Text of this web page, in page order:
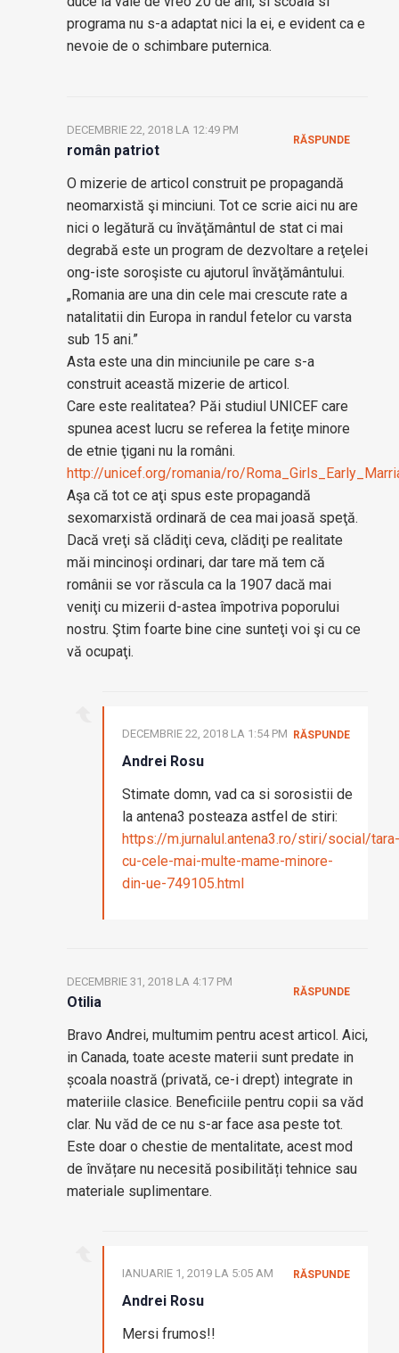
programa nu s-a adaptat nici la ei, e evident ca e
nevoie de o schimbare puternica.
român patriot
DECEMBRIE 22, 2018 LA 12:49 PM
O mizerie de articol construit pe propagandă
neomarxistă şi minciuni. Tot ce scrie aici nu are
nici o legătură cu învăţământul de stat ci mai
degrabă este un program de dezvoltare a reţelei
ong-iste soroşiste cu ajutorul învăţământului.
„Romania are una din cele mai crescute rate a
natalitatii din Europa in randul fetelor cu varsta
sub 15 ani.”
Asta este una din minciunile pe care s-a
construit această mizerie de articol.
Care este realitatea? Păi studiul UNICEF care
spunea acest lucru se referea la fetiţe minore
de etnie ţigani nu la români.
http://unicef.org/romania/ro/
Aşa că tot ce aţi spus este propagandă
sexomarxistă ordinară de cea mai joasă speţă.
Dacă vreţi să clădiţi ceva, clădiţi pe realitate
măi mincinoşi ordinari, dar tare mă tem că
românii se vor răscula ca la 1907 dacă mai
veniţi cu mizerii d-astea împotriva poporului
nostru. Ştim foarte bine cine sunteţi voi şi cu ce
vă ocupaţi.
RĂSPUNDE
Andrei Rosu
DECEMBRIE 22, 2018 LA 1:54 PM
Stimate domn, vad ca si sorosistii de
la antena3 posteaza astfel de stiri:
https://m.jurnalul.antena3.ro/stiri/social/tara-
cu-cele-mai-multe-mame-minore-
din-ue-749105.html
RĂSPUNDE
Otilia
DECEMBRIE 31, 2018 LA 4:17 PM
Bravo Andrei, multumim pentru acest articol. Aici,
in Canada, toate aceste materii sunt predate in
școala noastră (privată, ce-i drept) integrate in
materiile clasice. Beneficiile pentru copii sa văd
clar. Nu văd de ce nu s-ar face asa peste tot.
Este doar o chestie de mentalitate, acest mod
de învățare nu necesită posibilități tehnice sau
materiale suplimentare.
RĂSPUNDE
Andrei Rosu
IANUARIE 1, 2019 LA 5:05 AM
Mersi frumos!!
RĂSPUNDE